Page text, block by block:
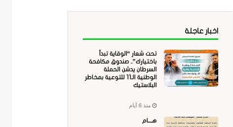
اخبار عاجلة
تحت شعار “الوقاية تبدأ
باختيارك”.. صندوق مكافحة
السرطان يدشن الحملة
الوطنية الـ11 للتوعية بمخاطر
البلاستيك
منذ 6 أيام
هــــام